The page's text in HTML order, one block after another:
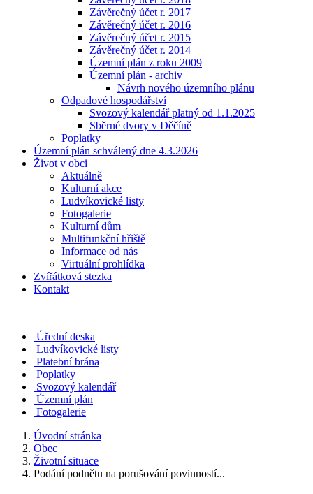
Závěrečný účet r. 2017
Závěrečný účet r. 2016
Závěrečný účet r. 2015
Závěrečný účet r. 2014
Územní plán z roku 2009
Územní plán - archiv
Návrh nového územního plánu
Odpadové hospodářství
Svozový kalendář platný od 1.1.2025
Sběrné dvory v Děčíně
Poplatky
Územní plán schválený dne 4.3.2026
Život v obci
Aktuálně
Kulturní akce
Ludvíkovické listy
Fotogalerie
Kulturní dům
Multifunkční hřiště
Informace od nás
Virtuální prohlídka
Zvířátková stezka
Kontakt
Úřední deska
Ludvíkovické listy
Platební brána
Poplatky
Svozový kalendář
Územní plán
Fotogalerie
Úvodní stránka
Obec
Životní situace
Podání podnětu na porušování povinností...